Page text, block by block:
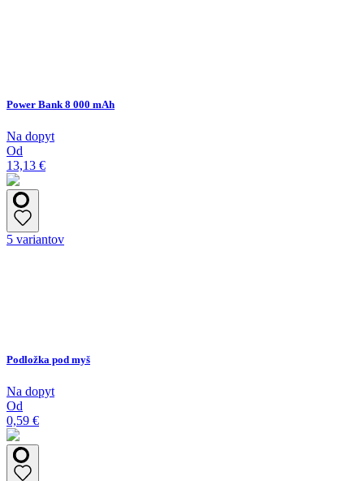
Power Bank 8 000 mAh
Na dopyt
Od
13,13 €
5 variantov
Podložka pod myš
Na dopyt
Od
0,59 €